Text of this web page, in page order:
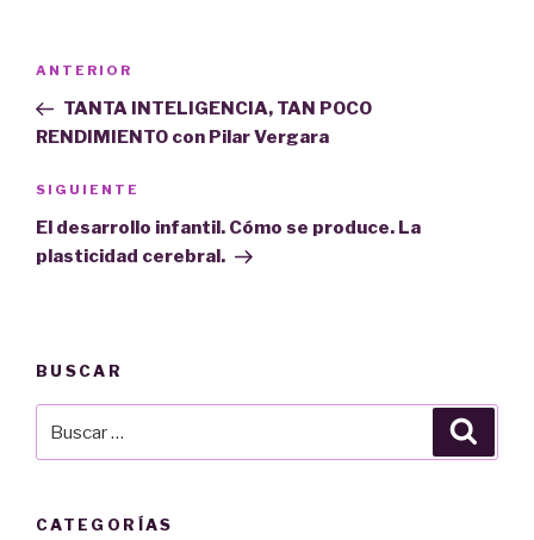
entradas
Entrada
anterior:
ANTERIOR
TANTA INTELIGENCIA, TAN POCO
RENDIMIENTO con Pilar Vergara
Siguiente
entrada
SIGUIENTE
El desarrollo infantil. Cómo se produce. La
plasticidad cerebral.
BUSCAR
CATEGORÍAS